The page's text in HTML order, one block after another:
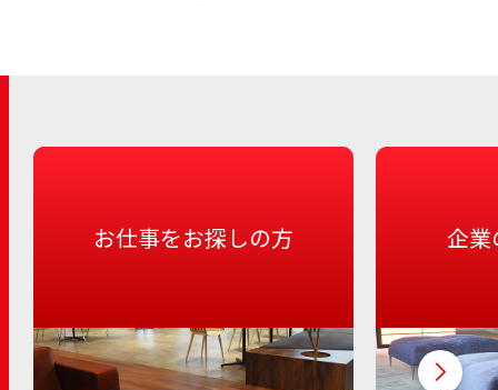
お仕事をお探しの方 企